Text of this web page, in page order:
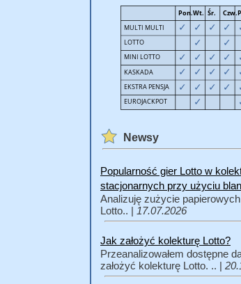
Newsy
Popularność gier Lotto w
stacjonarnych przy użyciu
Analizuję zużycie
Lotto.. | 17.07.2026
Jak założyć kolekturę Lotto?
Przeanalizowałem dostępne
założyć kolekturę Lotto. .. |